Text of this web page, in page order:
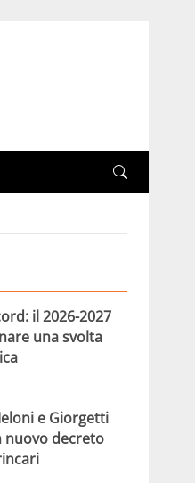
il 2026-2027
una svolta
e Giorgetti
nuovo decreto